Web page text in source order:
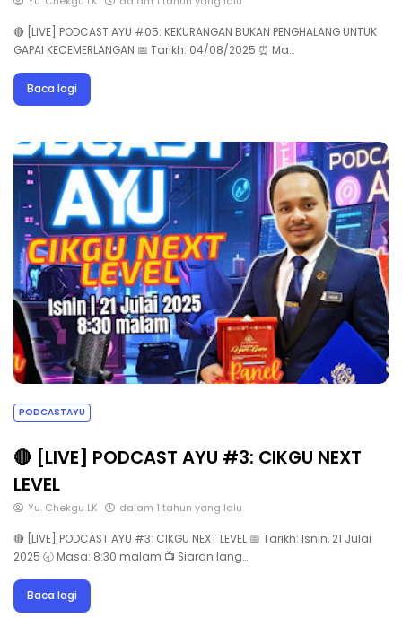
🔴 [LIVE] PODCAST AYU #05: KEKURANGAN BUKAN PENGHALANG UNTUK
GAPAI KECEMERLANGAN 📅 Tarikh: 04/08/2025 ⏰ Ma…
Baca lagi
PODCASTAYU
🔴 [LIVE] PODCAST AYU #3: CIKGU NEXT
LEVEL
Yu. Chekgu LK dalam 1 tahun yang lalu
🔴 [LIVE] PODCAST AYU #3: CIKGU NEXT LEVEL 📅 Tarikh: Isnin, 21 Julai
2025 🕣 Masa: 8:30 malam 📺 Siaran lang…
Baca lagi